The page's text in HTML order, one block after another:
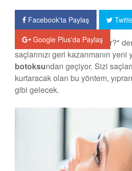
Facebook'ta Paylaş
Google Plus'da Paylaş
"Saçlara botoks mu yaptırılır?"
saçlarınızı geri kazanmanın yeni
botoksundan geçiyor. Sizi
kurtaracak olan bu yöntem,
gibi gelecek.